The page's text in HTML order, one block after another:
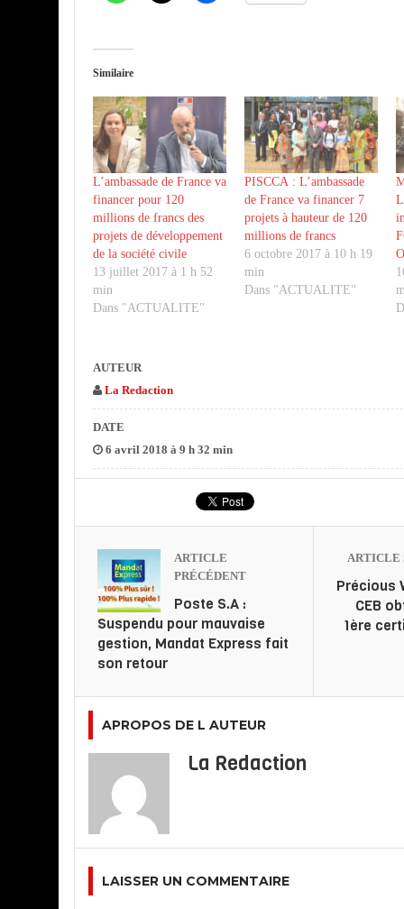
Similaire
L’ambassade de France va
financer pour 120
millions de francs des
projets de développement
de la société civile
13 juillet 2017 à 1 h 52
min
Dans "ACTUALITE"
PISCCA : L’ambassade
de France va financer 7
projets à hauteur de 120
millions de francs
6 octobre 2017 à 10 h 19
min
Dans "ACTUALITE"
AUTEUR
La Redaction
DATE
6 avril 2018 à 9 h 32 min
ARTICLE
PRÉCÉDENT
Poste S.A :
Suspendu pour mauvaise
gestion, Mandat Express fait
son retour
ARTICLE
Précious
CEB
1ère
APROPOS DE L AUTEUR
La Redaction
LAISSER UN COMMENTAIRE